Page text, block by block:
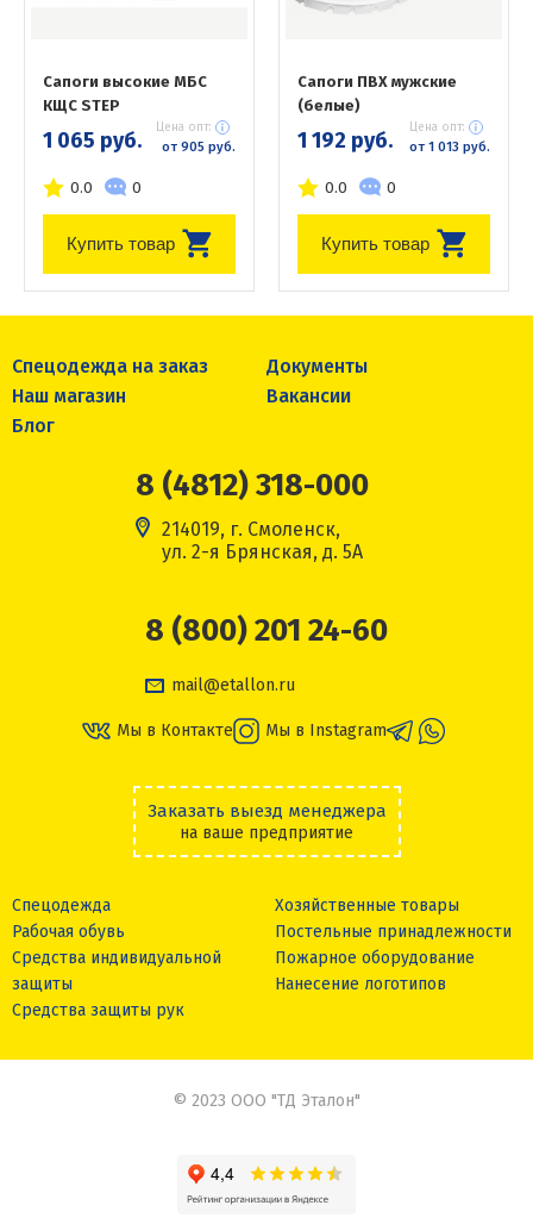
Сапоги высокие МБС
КЩС STEP
1 065 руб. Цена опт:
от 905 руб.
0.0 0
Купить товар
Сапоги ПВХ мужские
(белые)
1 192 руб. Цена опт:
от 1 013 руб.
0.0 0
Купить товар
Спецодежда на заказ
Документы
Наш магазин
Вакансии
Блог
8 (4812) 318-000
214019, г. Смоленск,
ул. 2-я Брянская, д. 5А
8 (800) 201 24-60
mail@etallon.ru
Мы в Контакте Мы в Instagram
Заказать выезд менеджера
на ваше предприятие
Спецодежда
Рабочая обувь
Средства индивидуальной
защиты
Средства защиты рук
Хозяйственные товары
Постельные принадлежности
Пожарное оборудование
Нанесение логотипов
© 2023 ООО "ТД Эталон"